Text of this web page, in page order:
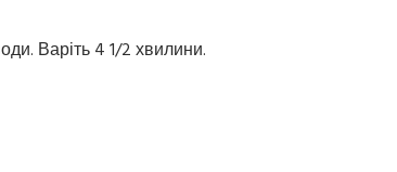
Варіть 4 1/2 хвилини.